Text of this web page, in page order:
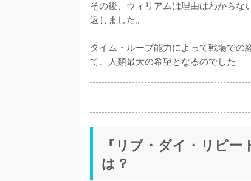
その後、ウィリアムは理由はわからな
返しました。
タイム・ループ能力によって戦場で
て、人類最大の希望となるのでした
『リブ・ダイ・リピ
は？